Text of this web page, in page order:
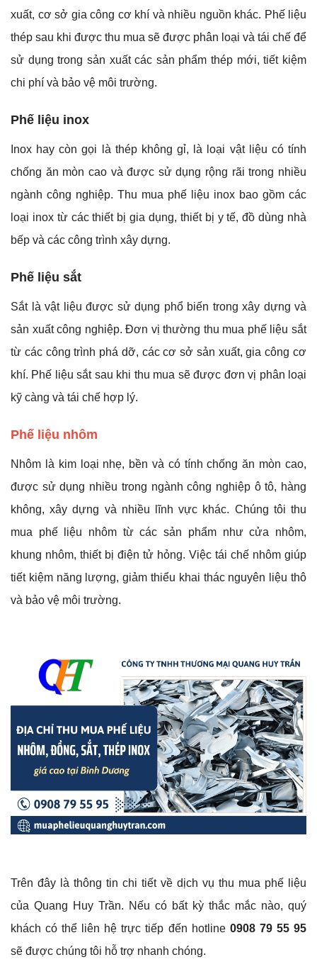
xuất, cơ sở gia công cơ khí và nhiều nguồn khác. Phế liệu
thép sau khi được thu mua sẽ được phân loại và tái chế để
sử dụng trong sản xuất các sản phẩm thép mới, tiết kiệm
chi phí và bảo vệ môi trường.
Phế liệu inox
Inox hay còn gọi là thép không gỉ, là loại vật liệu có tính
chống ăn mòn cao và được sử dụng rộng rãi trong nhiều
ngành công nghiệp. Thu mua phế liệu inox bao gồm các
loại inox từ các thiết bị gia dụng, thiết bị y tế, đồ dùng nhà
bếp và các công trình xây dựng.
Phế liệu sắt
Sắt là vật liệu được sử dụng phổ biến trong xây dựng và
sản xuất công nghiệp. Đơn vị thường thu mua phế liệu sắt
từ các công trình phá dỡ, các cơ sở sản xuất, gia công cơ
khí. Phế liệu sắt sau khi thu mua sẽ được đơn vị phân loại
kỹ càng và tái chế hợp lý.
Phế liệu nhôm
Nhôm là kim loại nhẹ, bền và có tính chống ăn mòn cao,
được sử dụng nhiều trong ngành công nghiệp ô tô, hàng
không, xây dựng và nhiều lĩnh vực khác. Chúng tôi thu
mua phế liệu nhôm từ các sản phẩm như cửa nhôm,
khung nhôm, thiết bị điện tử hỏng. Việc tái chế nhôm giúp
tiết kiệm năng lượng, giảm thiểu khai thác nguyên liệu thô
và bảo vệ môi trường.
Trên đây là thông tin chi tiết về dịch vụ thu mua phế liệu
của Quang Huy Trần. Nếu có bất kỳ thắc mắc nào, quý
khách có thể liên hệ trực tiếp đến hotline0908 79 55 95
sẽ được chúng tôi hỗ trợ nhanh chóng.